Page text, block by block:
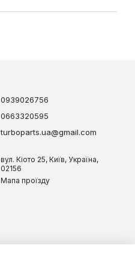
0939026756
0663320595
turboparts.ua@gmail.com
вул. Кіото 25, Київ, Україна,
02156
Мапа проїзду